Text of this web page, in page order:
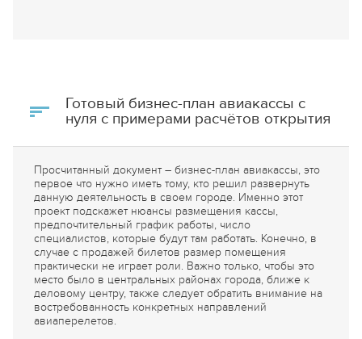
Готовый бизнес-план авиакассы с
нуля с примерами расчётов открытия
Просчитанный документ – бизнес-план авиакассы, это
первое что нужно иметь тому, кто решил развернуть
данную деятельность в своем городе. Именно этот
проект подскажет нюансы размещения кассы,
предпочтительный график работы, число
специалистов, которые будут там работать. Конечно, в
случае с продажей билетов размер помещения
практически не играет роли. Важно только, чтобы это
место было в центральных районах города, ближе к
деловому центру, также следует обратить внимание на
востребованность конкретных направлений
авиаперелетов.